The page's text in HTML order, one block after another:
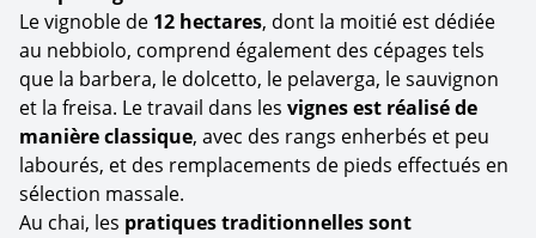
Le vignoble de 12 hectares, dont la moitié est dédiée
au nebbiolo, comprend également des cépages tels
que la barbera, le dolcetto, le pelaverga, le sauvignon
et la freisa. Le travail dans les vignes est réalisé de
manière classique, avec des rangs enherbés et peu
labourés, et des remplacements de pieds effectués en
sélection massale.
Au chai, les pratiques traditionnelles sont